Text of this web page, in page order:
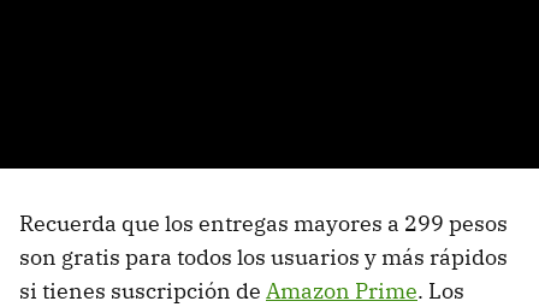
Recuerda que los entregas mayores a 299 pesos
son gratis para todos los usuarios y más rápidos
si tienes suscripción de Amazon Prime. Los